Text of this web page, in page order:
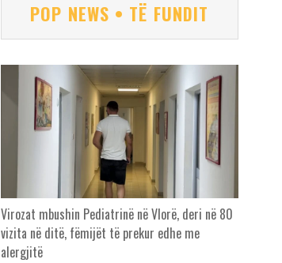
POP NEWS • TË FUNDIT
Virozat mbushin Pediatrinë në Vlorë, deri në 80
vizita në ditë, fëmijët të prekur edhe me
alergjitë